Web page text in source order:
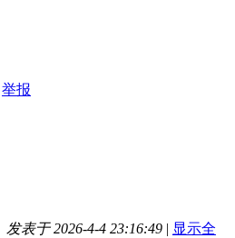
举报
发表于 2026-4-4 23:16:49 | 显示全